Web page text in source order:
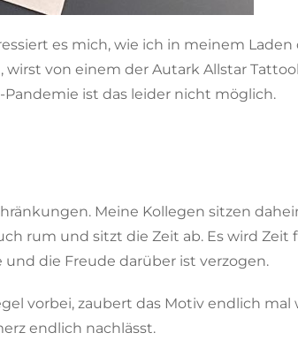
es mich, wie ich in meinem Laden
von einem der Autark Allstar
ist das leider nicht möglich.
Meine Kollegen sitzen
rum und sitzt die Zeit ab. Es wird Zeit
die Freude darüber ist verzogen.
vorbei, zaubert das Motiv endlich mal
endlich nachlässt.